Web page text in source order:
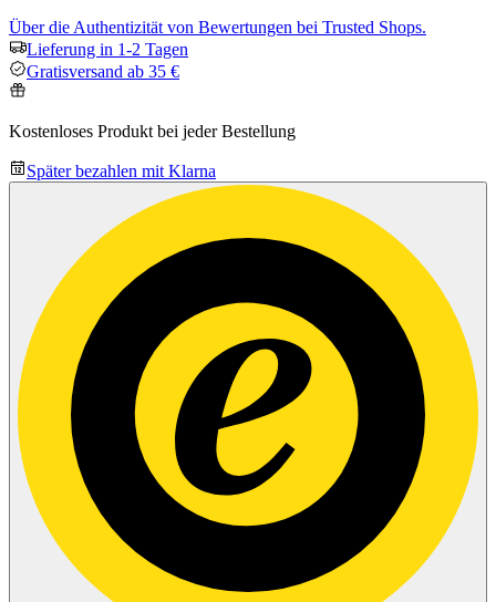
Über die Authentizität von Bewertungen bei Trusted Shops.
Lieferung in 1-2 Tagen
Gratisversand ab 35 €
Kostenloses Produkt bei jeder Bestellung
Später bezahlen mit Klarna